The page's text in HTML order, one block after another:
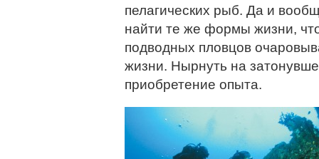
пелагических рыб. Да и
найти те же формы жизни,
подводных пловцов
жизни. Нырнуть на
приобретение опыта.